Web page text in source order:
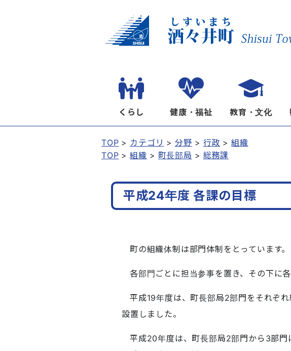
くらし 健康・福祉 教育・文化
TOP カテゴリ 分野 行政
組織
TOP
組織 町長部局 総務課
平成24年度 各課の目標
町の組織体制は部門体制をとっています。
各部門ごとに担当参事を置き、その下に
平成19年度は、町長部局2部門をそれぞ
設置しました。
平成20年度は、町長部局2部門から3部